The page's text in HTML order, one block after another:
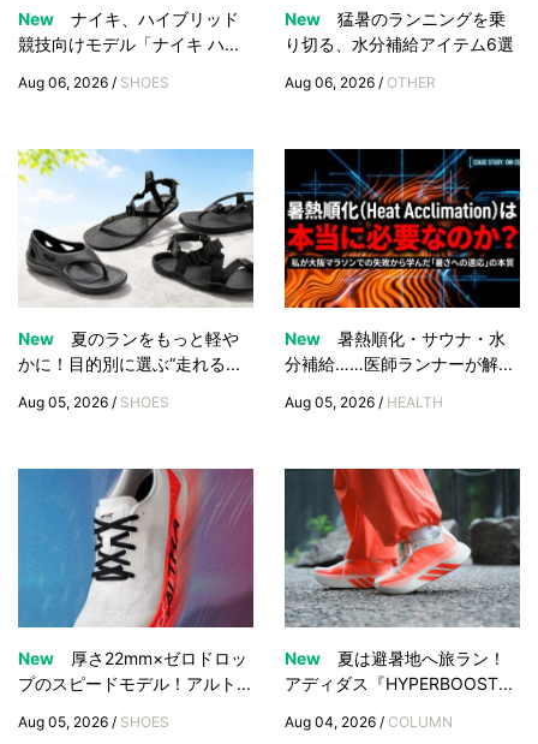
New
ナイキ、ハイブリッド
競技向けモデル「ナイキ ハ...
Aug 06, 2026 / SHOES
New
猛暑のランニングを乗
り切る、水分補給アイテム6選
Aug 06, 2026 / OTHER
New
夏のランをもっと軽や
かに！目的別に選ぶ“走れる...
Aug 05, 2026 / SHOES
New
暑熱順化・サウナ・水
分補給……医師ランナーが解...
Aug 05, 2026 / HEALTH
New
厚さ22mm×ゼロドロッ
プのスピードモデル！アルト...
Aug 05, 2026 / SHOES
New
夏は避暑地へ旅ラン！
アディダス『HYPERBOOST...
Aug 04, 2026 / COLUMN